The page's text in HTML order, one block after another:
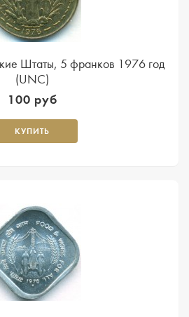
Штаты, 5 франков 1976 год
(UNC)
100 руб
КУПИТЬ